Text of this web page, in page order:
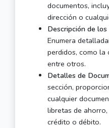
documentos,
dirección o
Descripción de
Enumera
perdidos, como la
entre otros.
Detalles de
sección,
cualquier
libretas de
crédito o débito.